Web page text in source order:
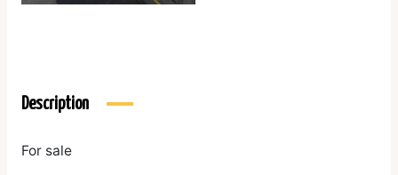
Description
For sale